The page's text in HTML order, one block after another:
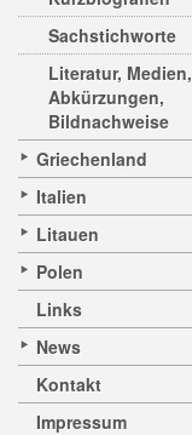
Sachstichworte
Literatur, Medien,
Abkürzungen,
Bildnachweise
Griechenland
Italien
Litauen
Polen
Links
News
Kontakt
Impressum